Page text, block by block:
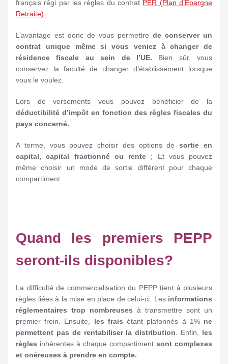
français régi par les règles du contrat PER (Plan d’Epargne
Retraite).
L’avantage est donc de vous permettre de conserver un
contrat unique même si vous veniez à changer de
résidence fiscale au sein de l’UE. Bien sûr, vous
conservez la faculté de changer d’établissement lorsque
vous le voulez.
Lors de versements vous pouvez bénéficier de la
déductibilité d’impôt en fonction des règles fiscales du
pays concerné.
A terme, vous pouvez choisir des options desortie en
capital, capital fractionné ou rente ; Et vous pouvez
même choisir un mode de sortie différent pour chaque
compartiment.
Quand les premiers PEPP
seront-ils disponibles?
La difficulté de commercialisation du PEPP tient à plusieurs
règles liées à la mise en place de celui-ci. Les informations
réglementaires trop nombreuses à transmettre sont un
premier frein. Ensuite, les frais étant plafonnés à 1% ne
permettent pas de rentabiliser la distribution. Enfin, les
règles inhérentes à chaque compartiment sont complexes
et onéreuses à prendre en compte.